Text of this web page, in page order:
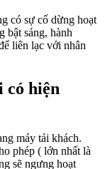
có sự cố dừng hoạt
bật sáng, hành
liên lạc với nhân
có hiện
máy tải khách.
phép ( lớn nhất là
sẽ ngưng hoạt